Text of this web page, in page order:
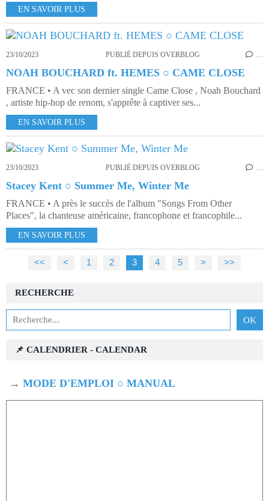
EN SAVOIR PLUS
23/10/2023 PUBLIÉ DEPUIS OVERBLOG …
NOAH BOUCHARD ft. HEMES ○ CAME CLOSE
FRANCE • A vec son dernier single Came Close , Noah Bouchard
, artiste hip-hop de renom, s'apprête à captiver ses...
EN SAVOIR PLUS
23/10/2023 PUBLIÉ DEPUIS OVERBLOG …
Stacey Kent ○ Summer Me, Winter Me
FRANCE • A près le succès de l'album "Songs From Other
Places", la chanteuse américaine, francophone et francophile...
EN SAVOIR PLUS
<< < 1 2 3 4 5 > >>
RECHERCHE
📌 CALENDRIER - CALENDAR
→ MODE D'EMPLOI ○ MANUAL